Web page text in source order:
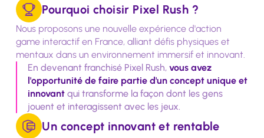
Pourquoi choisir Pixel Rush ?
Nous proposons une nouvelle expérience d'action
game interactif en France, alliant défis physiques et
mentaux dans un environnement immersif et innovant.
En devenant franchisé Pixel Rush,vous avez
l'opportunité de faire partie d'un concept unique et
innovant qui transforme la façon dont les gens
jouent et interagissent avec les jeux.
Un concept innovant et rentable